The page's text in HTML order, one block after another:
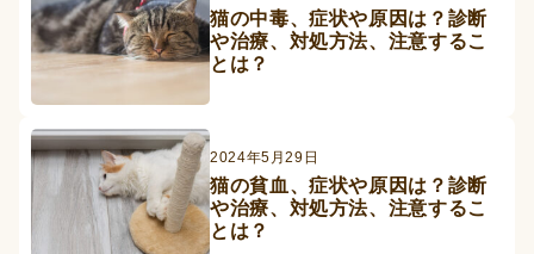
猫の中毒、症状や原因は？診断
や治療、対処方法、注意するこ
とは？
2024年5月29日
猫の貧血、症状や原因は？診断
や治療、対処方法、注意するこ
とは？